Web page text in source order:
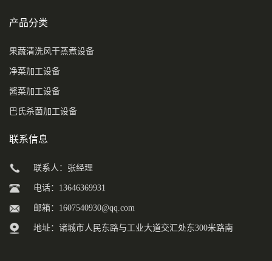
产品分类
果蔬清洗风干蒸煮设备
净菜加工设备
酱菜加工设备
巴氏杀菌加工设备
联系信息
联系人：张经理
电话：13646369931
邮箱： 1607540930@qq.com
地址：诸城市人民东路与工业大道交汇处东300米路南